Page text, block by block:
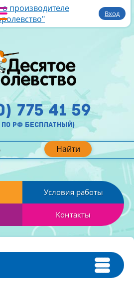
производителе
Вход
Найти
775 41 59
по рф бесплатный)
Условия работы
Контакты